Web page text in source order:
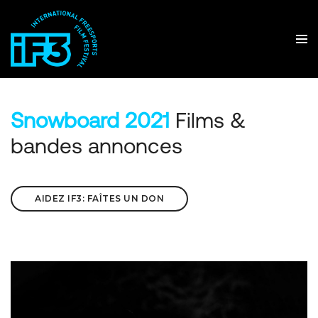
Snowboard 2021 Films &
bandes annonces
AIDEZ IF3: FAÎTES UN DON